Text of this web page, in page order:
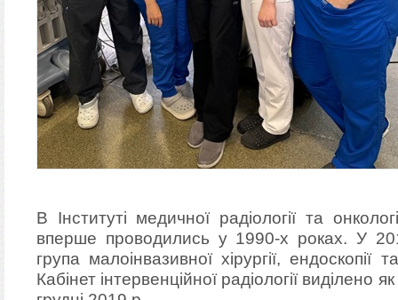
В Інституті медичної радіології та
вперше проводились у 1990-х роках. У
група малоінвазивної хірургії, ендоскопії
Кабінет інтервенційної радіології виділено